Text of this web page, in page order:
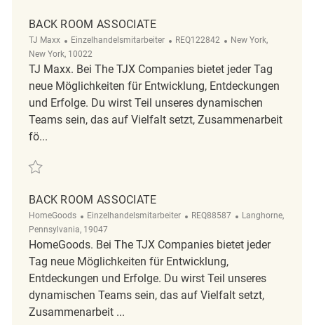
BACK ROOM ASSOCIATE
TJ Maxx Kategorie
Einzelhandelsmitarbeiter ReqId
REQ122842 Ort
New York,
New York, 10022
TJ Maxx. Bei The TJX Companies bietet jeder Tag
neue Möglichkeiten für Entwicklung, Entdeckungen
und Erfolge. Du wirst Teil unseres dynamischen
Teams sein, das auf Vielfalt setzt, Zusammenarbeit
fö...
Retten Back room associate REQ122842
BACK ROOM ASSOCIATE
HomeGoods Kategorie
Einzelhandelsmitarbeiter ReqId
REQ88587 Ort
Langhorne,
Pennsylvania, 19047
HomeGoods. Bei The TJX Companies bietet jeder
Tag neue Möglichkeiten für Entwicklung,
Entdeckungen und Erfolge. Du wirst Teil unseres
dynamischen Teams sein, das auf Vielfalt setzt,
Zusammenarbeit ...